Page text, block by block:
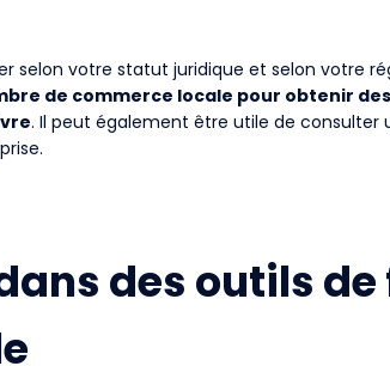
selon votre statut juridique et selon votre
de commerce locale pour obtenir
. Il peut également être utile de
des outils